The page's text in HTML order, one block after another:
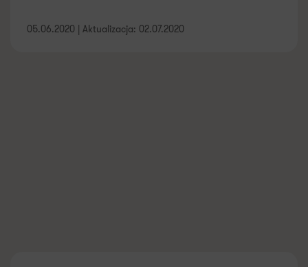
05.06.2020 | Aktualizacja: 02.07.2020